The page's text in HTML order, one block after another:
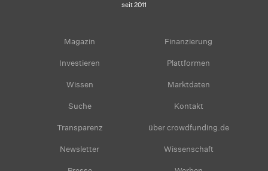
seit 2011
Magazin Finanzierung
Investieren Plattformen
Wissen Marktdaten
Suche Kontakt
Transparenz über crowdfunding.de
Newsletter Wissenschaft